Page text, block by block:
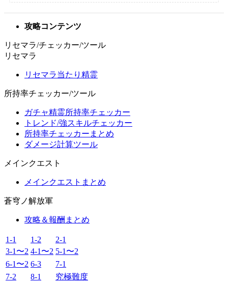
攻略コンテンツ
リセマラ/チェッカー/ツール
リセマラ
リセマラ当たり精霊
所持率チェッカー/ツール
ガチャ精霊所持率チェッカー
トレンド/強スキルチェッカー
所持率チェッカーまとめ
ダメージ計算ツール
メインクエスト
メインクエストまとめ
蒼穹ノ解放軍
攻略＆報酬まとめ
1-1 1-2
2-1
3-1〜2 4-1〜2 5-1〜2
6-1〜2 6-3
7-1
7-2
8-1
究極難度